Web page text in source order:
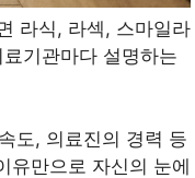
라식, 라섹, 스마일라
기관마다 설명하는
도, 의료진의 경력 등
유만으로 자신의 눈에